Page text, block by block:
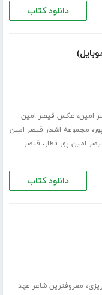
دانلود کتاب
امین، عکس قیصر امین
، مجموعه اشعار قیصر امین
امین پور قطار، قیصر
دانلود کتاب
، معروفترین شاعر عهد